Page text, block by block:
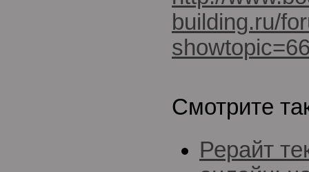
building.ru/
Смотрите
Рерайт